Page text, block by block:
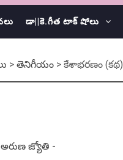
డా||కె.గీత టాక్ షోలు
> తెనిగీయం > కేశాభరణం (కథ)
అరుణ జ్యోతి -